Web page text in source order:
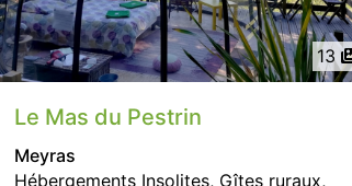
13
Le Mas du Pestrin
Meyras
Hébergements Insolites, Gîtes ruraux,